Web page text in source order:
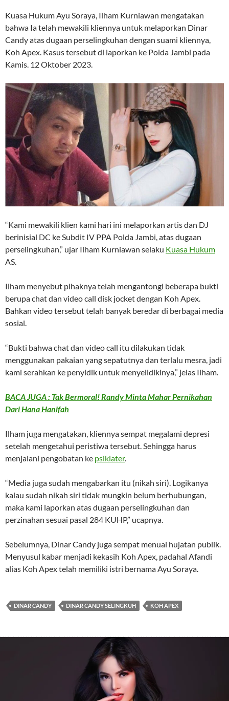
Kuasa Hukum Ayu Soraya, Ilham Kurniawan mengatakan
bahwa Ia telah mewakili kliennya untuk melaporkan Dinar
Candy atas dugaan perselingkuhan dengan suami kliennya,
Koh Apex. Kasus tersebut di laporkan ke Polda Jambi pada
Kamis. 12 Oktober 2023.
“Kami mewakili klien kami hari ini melaporkan artis dan DJ
berinisial DC ke Subdit IV PPA Polda Jambi, atas dugaan
perselingkuhan,” ujar Ilham Kurniawan selaku Kuasa Hukum
AS.
Ilham menyebut pihaknya telah mengantongi beberapa bukti
berupa chat dan video call disk jocket dengan Koh Apex.
Bahkan video tersebut telah banyak beredar di berbagai media
sosial.
“Bukti bahwa chat dan video call itu dilakukan tidak
menggunakan pakaian yang sepatutnya dan terlalu mesra, jadi
kami serahkan ke penyidik untuk menyelidikinya,” jelas Ilham.
BACA JUGA : Tak Bermoral! Randy Minta Mahar Pernikahan
Dari Hana Hanifah
Ilham juga mengatakan, kliennya sempat megalami depresi
setelah mengetahui peristiwa tersebut. Sehingga harus
menjalani pengobatan ke psiklater.
“Media juga sudah mengabarkan itu (nikah siri). Logikanya
kalau sudah nikah siri tidak mungkin belum berhubungan,
maka kami laporkan atas dugaan perselingkuhan dan
perzinahan sesuai pasal 284 KUHP,” ucapnya.
Sebelumnya, Dinar Candy juga sempat menuai hujatan publik.
Menyusul kabar menjadi kekasih Koh Apex, padahal Afandi
alias Koh Apex telah memiliki istri bernama Ayu Soraya.
DINAR CANDY DINAR CANDY SELINGKUH KOH APEX